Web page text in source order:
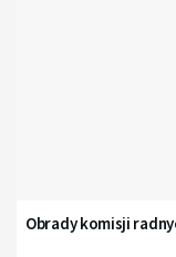
Obrady komisji